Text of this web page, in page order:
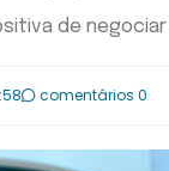
de
comentários 0